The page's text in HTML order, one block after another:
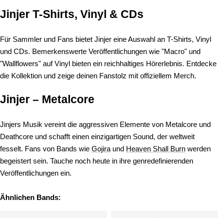
Jinjer T-Shirts, Vinyl & CDs
Für Sammler und Fans bietet Jinjer eine Auswahl an T-Shirts, Vinyl
und CDs. Bemerkenswerte Veröffentlichungen wie "Macro" und
"Wallflowers" auf Vinyl bieten ein reichhaltiges Hörerlebnis. Entdecke
die Kollektion und zeige deinen Fanstolz mit offiziellem Merch.
Jinjer – Metalcore
Jinjers Musik vereint die aggressiven Elemente von Metalcore und
Deathcore und schafft einen einzigartigen Sound, der weltweit
fesselt. Fans von Bands wie Gojira und Heaven Shall Burn werden
begeistert sein. Tauche noch heute in ihre genredefinierenden
Veröffentlichungen ein.
Ähnlichen Bands: